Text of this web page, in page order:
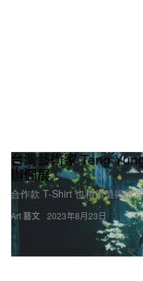
Art 藝文
台灣藝術家 Teng
辦個展
合作款 T-Shirt 也相當值得留
2023年8月23日